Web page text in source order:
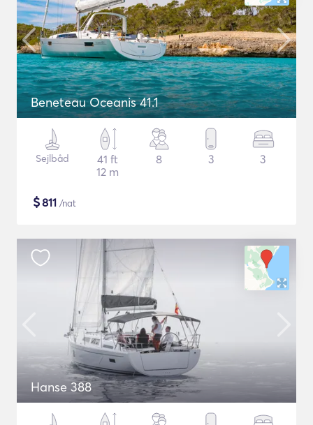
Beneteau Oceanis 41.1
Sejlbåd
41 ft
12 m
8 3 3
$811 /nat
Hanse 388